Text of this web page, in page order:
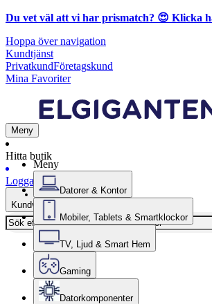
Du vet väl att vi har prismatch? 😍 Klicka
Hoppa över navigation
Kundtjänst
PrivatkundFöretagskund
Mina Favoriter
Meny
Hitta butik
Logga in
Kundvagn
Meny
Datorer & Kontor
Mobiler, Tablets & Smartklockor
TV, Ljud & Smart Hem
Gaming
Datorkomponenter